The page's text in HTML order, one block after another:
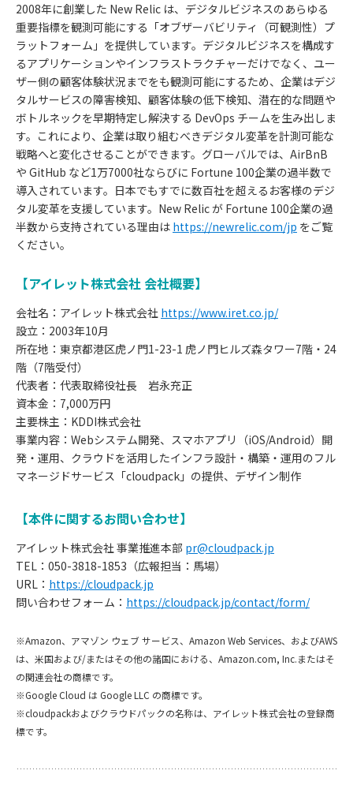
2008年に創業した New Relic は、デジタルビジネスのあらゆる
重要指標を観測可能にする「オブザーバビリティ（可観測性）プ
ラットフォーム」を提供しています。デジタルビジネスを構成す
るアプリケーションやインフラストラクチャーだけでなく、ユー
ザー側の顧客体験状況までをも観測可能にするため、企業はデジ
タルサービスの障害検知、顧客体験の低下検知、潜在的な問題や
ボトルネックを早期特定し解決する DevOps チームを生み出しま
す。これにより、企業は取り組むべきデジタル変革を計測可能な
戦略へと変化させることができます。グローバルでは、AirBnB
や GitHub など1万7000社ならびに Fortune 100企業の過半数で
導入されています。日本でもすでに数百社を超えるお客様のデジ
タル変革を支援しています。New Relic が Fortune 100企業の過
半数から支持されている理由は https://newrelic.com/jp をご覧
ください。
【アイレット株式会社 会社概要】
会社名：アイレット株式会社 https://www.iret.co.jp/
設立：2003年10月
所在地：東京都港区虎ノ門1-23-1 虎ノ門ヒルズ森タワー7階・24
階（7階受付）
代表者：代表取締役社長 岩永充正
資本金：7,000万円
主要株主：KDDI株式会社
事業内容：Webシステム開発、スマホアプリ（iOS/Android）開
発・運用、クラウドを活用したインフラ設計・構築・運用のフル
マネージドサービス「cloudpack」の提供、デザイン制作
【本件に関するお問い合わせ】
アイレット株式会社 事業推進本部 pr@cloudpack.jp
TEL：050-3818-1853（広報担当：馬場）
URL： https://cloudpack.jp
問い合わせフォーム： https://cloudpack.jp/contact/form/
※Amazon、アマゾン ウェブ サービス、Amazon Web Services、およびAWS
は、米国および/またはその他の諸国における、Amazon.com, Inc.またはそ
の関連会社の商標です。
※Google Cloud は Google LLC の商標です。
※cloudpackおよびクラウドパックの名称は、アイレット株式会社の登録商
標です。
せ